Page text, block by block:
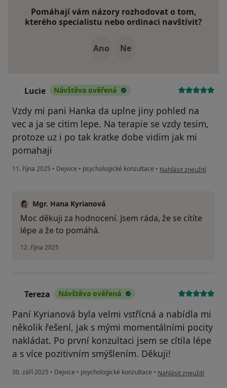
Pomáhají vám názory rozhodovat o tom,
kterého specialistu nebo ordinaci navštívit?
Ano Ne
Lucie Návštěva ověřená
Vzdy mi pani Hanka da uplne jiny pohled na
vec a ja se citim lepe. Na terapie se vzdy tesim,
protoze uz i po tak kratke dobe vidim jak mi
pomahaji
11. října 2025 • Dejvice • psychologické konzultace • podle názoru uživatele
Nahlásit zneužití
Mgr. Hana Kyrianová
Moc děkuji za hodnocení. Jsem ráda, že se cítíte
lépe a že to pomáhá.
12. října 2025
Tereza Návštěva ověřená
Paní Kyrianová byla velmi vstřícná a nabídla mi
několik řešení, jak s mými momentálními pocity
nakládat. Po první konzultaci jsem se cítila lépe
a s více pozitivním smýšlením. Děkuji!
30. září 2025 • Dejvice • psychologické konzultace • podle názoru uživatele
Nahlásit zneužití